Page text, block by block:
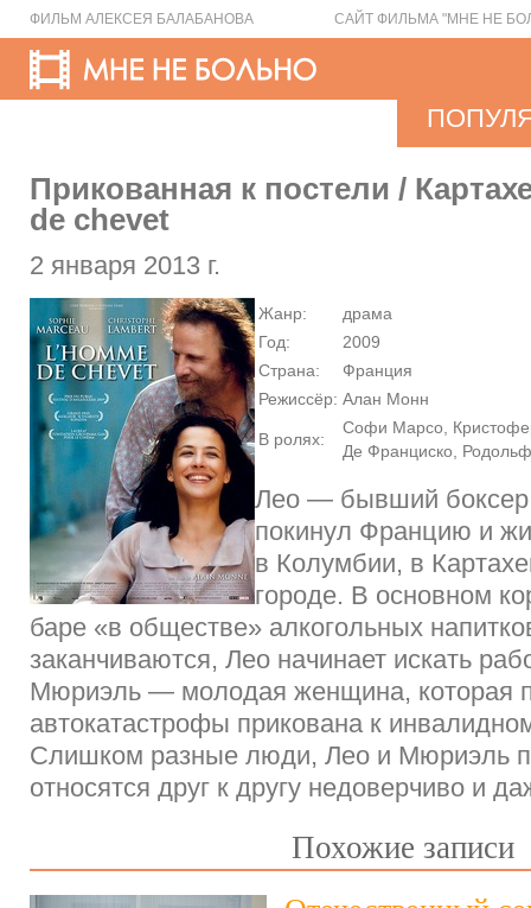
ФИЛЬМ АЛЕКСЕЯ БАЛАБАНОВА САЙТ ФИЛЬМА "МНЕ НЕ
Прикованная к постели /
de chevet
2 января 2013 г.
Жанр:
драма
Год:
2009
Страна:
Франция
Режиссёр: Алан Монн
В ролях:
Софи Марсо,
Де Франциско,
Лео — бывший
покинул Францию и
в Колумбии, в
городе. В основном
баре «в обществе» алкогольных
заканчиваются, Лео начинает искать
Мюриэль — молодая женщина, которая
автокатастрофы прикована к
Слишком разные люди, Лео и Мюриэль
относятся друг к другу недоверчиво и
Похожие записи